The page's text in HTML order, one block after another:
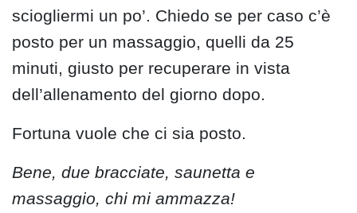
sciogliermi un po’. Chiedo se per caso c’è
posto per un massaggio, quelli da 25
minuti, giusto per recuperare in vista
dell’allenamento del giorno dopo.
Fortuna vuole che ci sia posto.
Bene, due bracciate, saunetta e
massaggio, chi mi ammazza!